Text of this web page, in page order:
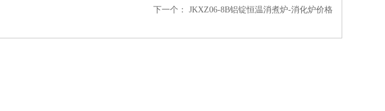
下一个： JKXZ06-8B铝锭恒温消煮炉-消化炉价格